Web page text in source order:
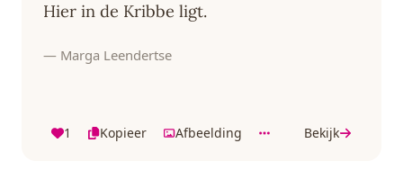
Hier in de Kribbe ligt.
— Marga Leendertse
1 Kopieer Afbeelding Bekijk